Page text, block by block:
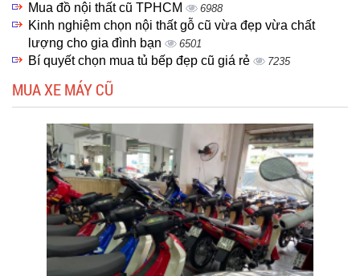
Mua đồ nội thất cũ TPHCM 6988
Kinh nghiệm chọn nội thất gỗ cũ vừa đẹp vừa chất
lượng cho gia đình bạn
6501
Bí quyết chọn mua tủ bếp đẹp cũ giá rẻ 7235
MUA XE MÁY CŨ